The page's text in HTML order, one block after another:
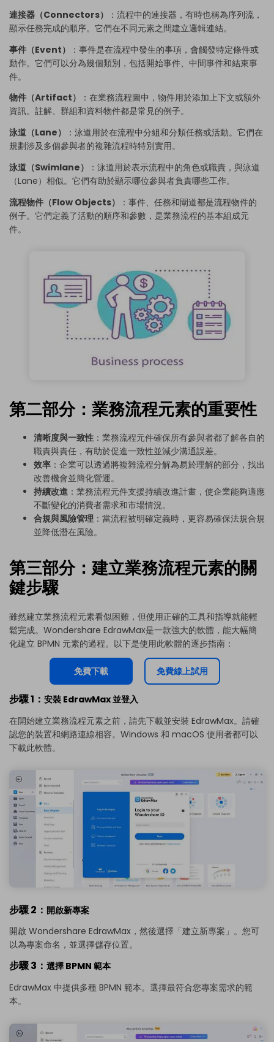
連接器（Connectors）
：流程中的連接器，有時也稱為序列流，
顯示任務完成的順序。它們在不同元素之間建立邏輯連結。
事件（Event）
：事件是在流程中發生的事項，會觸發特定條件或
動作。它們可以分為幾個類別，包括開始事件、中間事件和結束事
件。
物件（Artifact）
：在業務流程圖中，物件用於添加上下文或額外
資訊。註解、群組和資料物件都是常見的例子。
泳道（Lane）
：泳道用於在流程中分組和分類任務或活動。它們在
規劃涉及多個參與者的複雜流程時特別實用。
泳道（Swimlane）
：泳道用於表示流程中的角色或職責，與泳道
（Lane）相似。它們有助於顯示哪位參與者負責哪些工作。
流程物件（Flow Objects）
：事件、任務和閘道都是流程物件的
例子。它們定義了活動的順序和參數，是業務流程的基本組成元
件。
第二部分：業務流程元素的重要性
清晰度與一致性 ：業務流程元件確保所有參與者都了解各自的
職責與責任，有助於促進一致性並減少溝通誤差。
效率 ：企業可以透過將複雜流程分解為易於理解的部分，找出
改善機會並簡化營運。
持續改進 ：業務流程元件支援持續改進計畫，使企業能夠適應
不斷變化的消費者需求和市場情況。
合規與風險管理 ：當流程被明確定義時，更容易確保法規合規
並降低潛在風險。
第三部分：建立業務流程元素的關
鍵步驟
雖然建立業務流程元素看似困難，但使用正確的工具和指導就能輕
鬆完成。 Wondershare EdrawMax是一款強大的軟體，能大幅簡
化建立 BPMN 元素的過程。以下是使用此軟體的逐步指南：
免費下載 免費線上試用
步驟 1： 安裝 EdrawMax 並登入
在開始建立業務流程元素之前，請先下載並安裝 EdrawMax。請確
認您的裝置和網路連線相容。Windows 和 macOS 使用者都可以
下載此軟體。
步驟 2： 開啟新專案
開啟 Wondershare EdrawMax，然後選擇「建立新專案」。您可
以為專案命名，並選擇儲存位置。
步驟 3： 選擇 BPMN 範本
EdrawMax 中提供多種 BPMN 範本。選擇最符合您專案需求的範
本。